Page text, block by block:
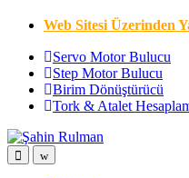
Skip
navigation
Skip
content
Web Sitesi Üzerinden
Servo Motor Bulucu
Step Motor Bulucu
Birim Dönüştürücü
Tork & Atalet
OpenClose